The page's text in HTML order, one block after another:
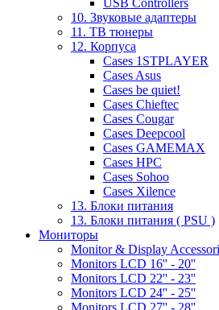
USB Controllers
10. Звуковые адаптеры
11. ТВ тюнеры
12. Корпуса
Cases 1STPLAYER
Cases Asus
Cases be quiet!
Cases Chieftec
Cases Cougar
Cases Deepcool
Cases GAMEMAX
Cases HPC
Cases Sohoo
Cases Xilence
13. Блоки питания
13. Блоки питания ( PSU )
Мониторы
Monitor & Display
Monitors LCD 16'' - 20''
Monitors LCD 22'' - 23''
Monitors LCD 24'' - 25''
Monitors LCD 27'' - 28''